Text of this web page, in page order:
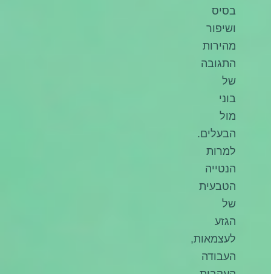
בסיס
ושיפור
מהירות
התגובה
של
בוני
מול
הבעלים.
למרות
הנטייה
הטבעית
של
הגזע
לעצמאות,
העבודה